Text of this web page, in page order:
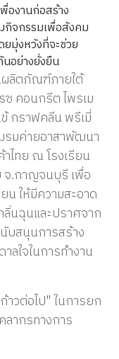
องานก่อสร้าง
กิจกรรมเพื่อสังคม
ยมุ่งหวังที่จะช่วย
อย่างยั่งยืน
ผลิตภัณฑ์ภายใต้
คอนกรีต ไพรเม
กราฟคลีน พรีเมี่
รมค่ายอาสาพัฒนา
ไทย ณ โรงเรียน
จ.กาญจนบุรี เพื่อ
ให้มีความสะอาด
นฉุนและปราศจาก
บสนุนการสร้าง
ลใจในการทำงาน
วต่อไป" ในการยก
ากรทางการ